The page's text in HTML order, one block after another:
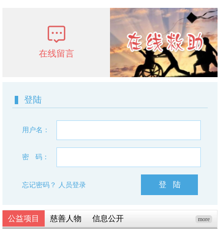
在线留言
登陆
用户名：
密 码 ：
忘记密码？ 人员登录 登 陆
公益项目 慈善人物 信息公开 more